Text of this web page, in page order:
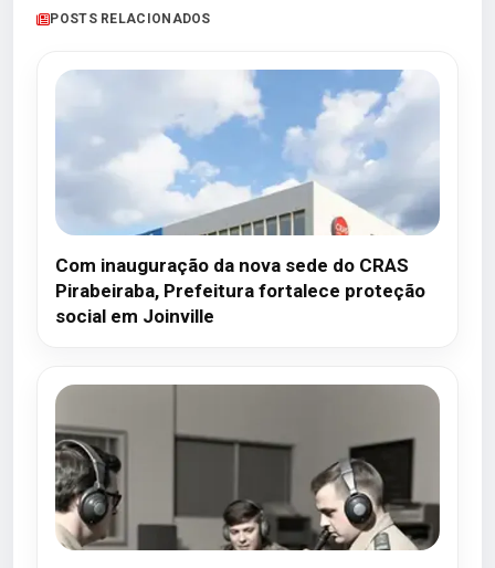
POSTS RELACIONADOS
Com inauguração da nova sede do CRAS
Pirabeiraba, Prefeitura fortalece proteção
social em Joinville